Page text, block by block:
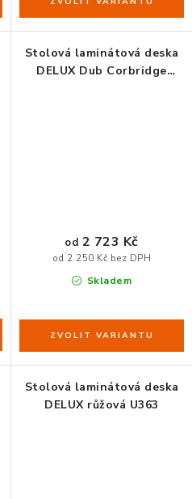
Stolová laminátová deska
DELUX Dub Corbridge
Skladem
od 2 250 Kč bez DPH
od 2 723 Kč
Stolová laminátová deska
DELUX růžová U363